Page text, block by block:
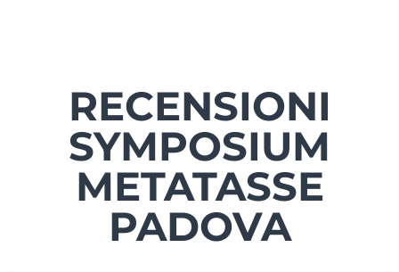
RECENSIONI
SYMPOSIUM
METATASSE
PADOVA